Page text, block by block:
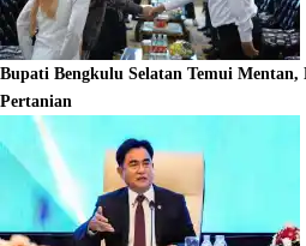
Bupati Bengkulu Selatan Temui Mentan,
Pertanian